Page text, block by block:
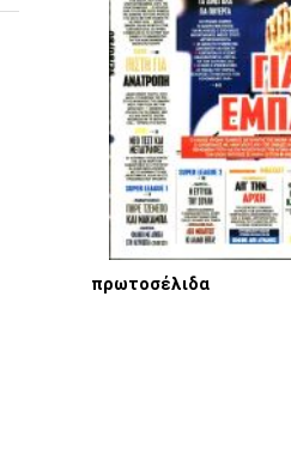
πρωτοσέλιδα